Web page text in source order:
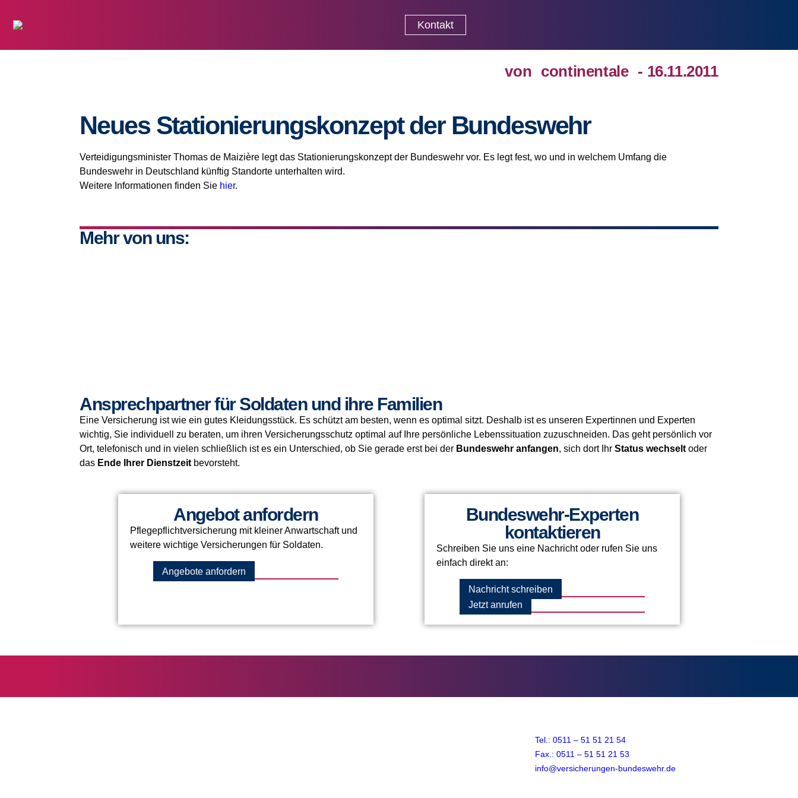
Kontakt
von continentale - 16.11.2011
Neues Stationierungskonzept der Bundeswehr
Verteidigungsminister Thomas de Maizière legt das Stationierungskonzept der Bundeswehr vor. Es legt fest, wo und in welchem Umfang die
Bundeswehr in Deutschland künftig Standorte unterhalten wird.
Weitere Informationen finden Sie hier.
Mehr von uns:
Ansprechpartner für Soldaten und ihre Familien
Eine Versicherung ist wie ein gutes Kleidungsstück. Es schützt am besten, wenn es optimal sitzt. Deshalb ist es unseren Expertinnen und Experten
wichtig, Sie individuell zu beraten, um ihren Versicherungsschutz optimal auf Ihre persönliche Lebenssituation zuzuschneiden. Das geht persönlich vor
Ort, telefonisch und in vielen schließlich ist es ein Unterschied, ob Sie gerade erst bei der Bundeswehr anfangen, sich dort IhrStatus wechselt oder
das Ende Ihrer Dienstzeit bevorsteht.
Angebot anfordern
Pflegepflichtversicherung mit kleiner Anwartschaft und
weitere wichtige Versicherungen für Soldaten.
Angebote anfordern
Bundeswehr-Experten
kontaktieren
Schreiben Sie uns eine Nachricht oder rufen Sie uns
einfach direkt an:
Nachricht schreiben
Jetzt anrufen
Tel.: 0511 – 51 51 21 54
Fax.: 0511 – 51 51 21 53
info@versicherungen-bundeswehr.de